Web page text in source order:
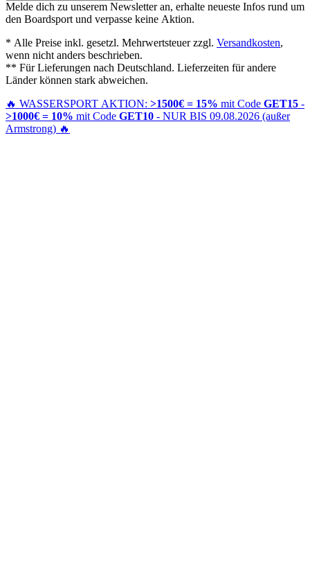
Melde dich zu unserem Newsletter an, erhalte neueste Infos rund um
den Boardsport und verpasse keine Aktion.
* Alle Preise inkl. gesetzl. Mehrwertsteuer zzgl. Versandkosten,
wenn nicht anders beschrieben.
** Für Lieferungen nach Deutschland. Lieferzeiten für andere
Länder können stark abweichen.
🔥 WASSERSPORT AKTION: >1500€ = 15% mit Code GET15 -
>1000€ = 10% mit Code GET10 - NUR BIS 09.08.2026 (außer
Armstrong) 🔥